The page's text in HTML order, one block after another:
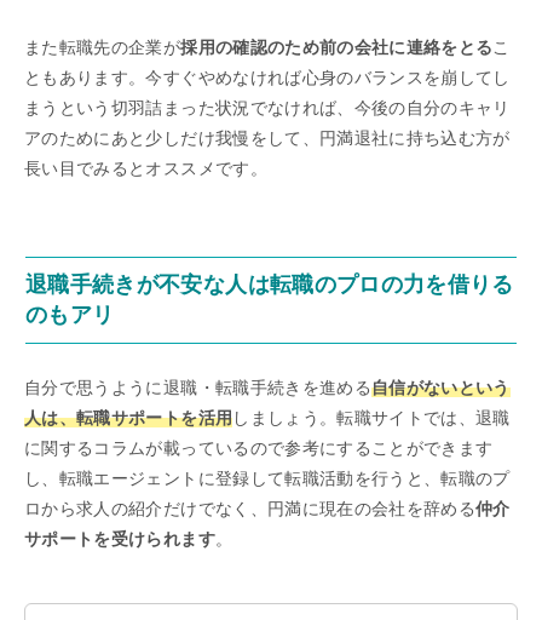
また転職先の企業が採用の確認のため前の会社に連絡をとるこ
ともあります。今すぐやめなければ心身のバランスを崩してし
まうという切羽詰まった状況でなければ、今後の自分のキャリ
アのためにあと少しだけ我慢をして、円満退社に持ち込む方が
長い目でみるとオススメです。
退職手続きが不安な人は転職のプロの力を借りる
のもアリ
自分で思うように退職・転職手続きを進める自信がないという
人は、転職サポートを活用しましょう。転職サイトでは、退職
に関するコラムが載っているので参考にすることができます
し、転職エージェントに登録して転職活動を行うと、転職のプ
ロから求人の紹介だけでなく、円満に現在の会社を辞める仲介
サポートを受けられます。